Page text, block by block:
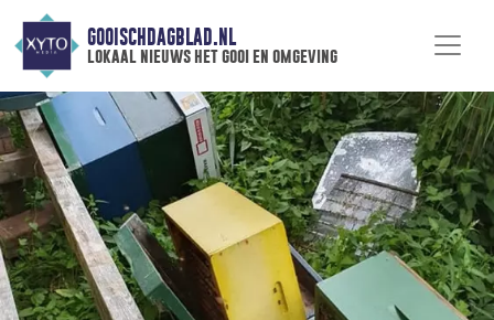
GOOISCHDAGBLAD.NL
lokaal nieuws het gooi en omgeving